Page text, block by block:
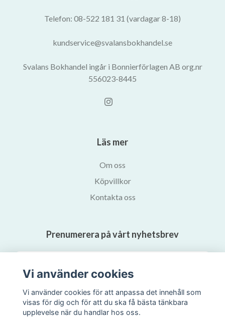
Telefon: 08-522 181 31 (vardagar 8-18)
kundservice@svalansbokhandel.se
Svalans Bokhandel ingår i Bonnierförlagen AB org.nr
556023-8445
Läs mer
Om oss
Köpvillkor
Kontakta oss
Prenumerera på vårt nyhetsbrev
Vi använder cookies
Vi använder cookies för att anpassa det innehåll som
visas för dig och för att du ska få bästa tänkbara
upplevelse när du handlar hos oss.